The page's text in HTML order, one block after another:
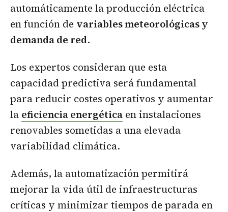
automáticamente la producción eléctrica
en función de variables meteorológicas y
demanda de red.
Los expertos consideran que esta
capacidad predictiva será fundamental
para reducir costes operativos y aumentar
la eficiencia energética en instalaciones
renovables sometidas a una elevada
variabilidad climática.
Además, la automatización permitirá
mejorar la vida útil de infraestructuras
críticas y minimizar tiempos de parada en